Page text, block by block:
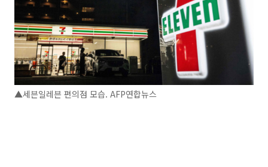
▲세븐일레븐 편의점 모습. AFP연합뉴스